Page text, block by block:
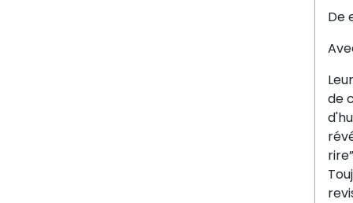
De
de